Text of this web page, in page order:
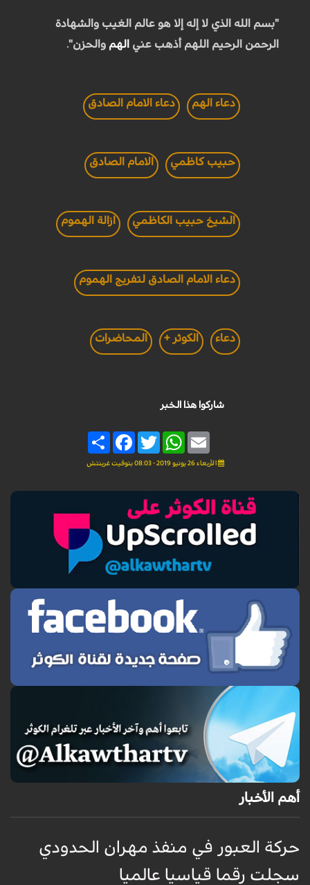
"بسم الله الذي لا إله إلا هو عالم الغيب والشهادة
الرحمن الرحيم اللهم أذهب عني الهم والحزن".
دعاء الهم دعاء الامام الصادق
حبيب كاظمي الامام الصادق
الشيخ حبيب الكاظمي ازالة الهموم
دعاء الامام الصادق لتفريج الهموم
دعاء الكوثر + المحاضرات
شاركوا هذا الخبر
Share
FacebookTwitter
WhatsAppEmail
الأربعاء 26 يونيو 2019 - 08:03 بتوقيت غرينتش
أهم الأخبار
حركة العبور في منفذ مهران الحدودي
سجلت رقما قياسيا عالميا